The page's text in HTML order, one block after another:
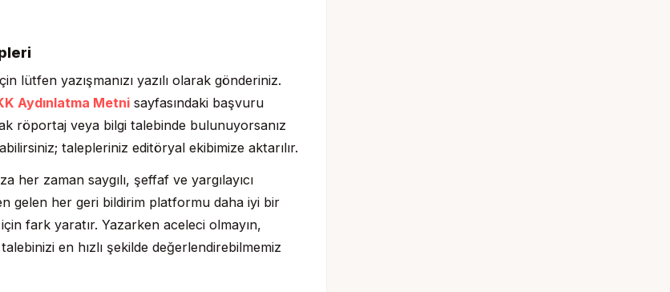
lütfen yazışmanızı yazılı olarak gönderiniz.
Aydınlatma Metni sayfasındaki başvuru
röportaj veya bilgi talebinde bulunuyorsanız
talepleriniz editöryal ekibimize aktarılır.
zaman saygılı, şeffaf ve yargılayıcı
gelen her geri bildirim platformu daha iyi bir
fark yaratır. Yazarken aceleci olmayın,
en hızlı şekilde değerlendirebilmemiz